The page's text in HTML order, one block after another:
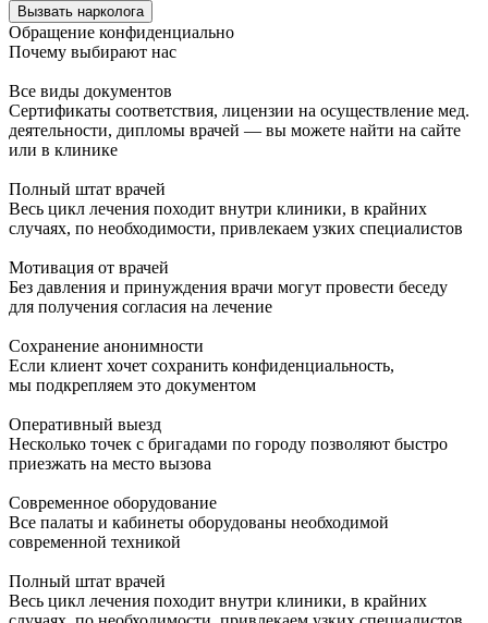
Вызвать нарколога
Обращение конфиденциально
Почему выбирают нас
Все виды документов
Сертификаты соответствия, лицензии на осуществление мед.
деятельности, дипломы врачей — вы можете найти на сайте
или в клинике
Полный штат врачей
Весь цикл лечения походит внутри клиники, в крайних
случаях, по необходимости, привлекаем узких специалистов
Мотивация от врачей
Без давления и принуждения врачи могут провести беседу
для получения согласия на лечение
Сохранение анонимности
Если клиент хочет сохранить конфиденциальность,
мы подкрепляем это документом
Оперативный выезд
Несколько точек с бригадами по городу позволяют быстро
приезжать на место вызова
Современное оборудование
Все палаты и кабинеты оборудованы необходимой
современной техникой
Полный штат врачей
Весь цикл лечения походит внутри клиники, в крайних